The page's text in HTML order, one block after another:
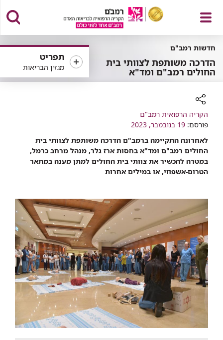
פתח
תפריט
תפריט
מגזין הבריאות
חדשות רמב"ם
הדרכה משותפת לצוותי בית
החולים רמב"ם ומד"א
רכיב
שיתוף
הקריה הרפואית רמב"ם
פורסם: 19 בנובמבר, 2023
לאחרונה התקיימה ברמב"ם הדרכה משותפת לצוותי בית
החולים רמב"ם ומד"א בחסות ארז גלר, מנהל מרחב כרמל,
במטרה להכשיר את צוותי בית החולים למתן מענה במתאר
הטרום-אשפוזי, או במילים אחרות